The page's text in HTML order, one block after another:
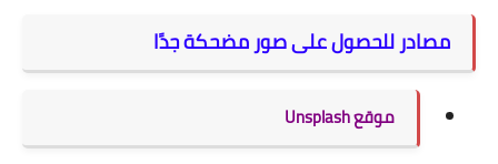
مصادر للحصول على صور مضحكة جدًا
موقع Unsplash